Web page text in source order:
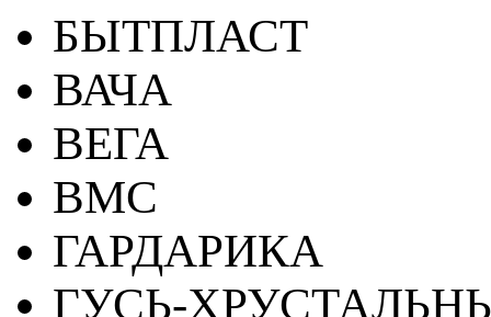
БЫТПЛАСТ
ВАЧА
ВЕГА
ВМС
ГАРДАРИКА
ГУСЬ-